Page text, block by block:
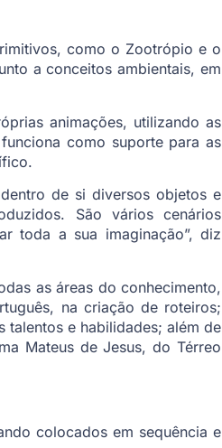
como o Zootrópio e o
a conceitos ambientais, em
animações, utilizando as
como suporte para as
de si diversos objetos e
São vários cenários
toda a sua imaginação”, diz
as áreas do conhecimento,
na criação de roteiros;
talentos e habilidades; além de
Mateus de Jesus, do Térreo
colocados em sequência e